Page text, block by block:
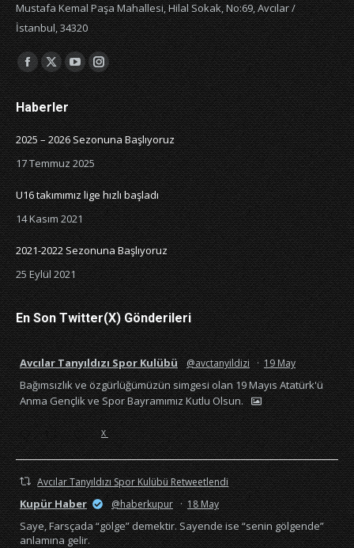
Mustafa Kemal Paşa Mahallesi, Hilal Sokak, No:69, Avcılar /
İstanbul, 34320
Bizi şurada bulabilirsiniz:
Facebook
page
opens
in
new
window
X
page
opens
in
new
window
YouTube
page
opens
in
new
window
Instagram
page
opens
in
new
window
Haberler
2025 – 2026 Sezonuna Başlıyoruz
17 Temmuz 2025
U16 takımımız lige hızlı başladı
14 Kasım 2021
2021-2022 Sezonuna Başlıyoruz
25 Eylül 2021
En Son Twitter(X) Gönderileri
Avcılar Tanyıldızı Spor Kulübü @avctanyildizi · 19 May
Bağımsızlık ve özgürlüğümüzün simgesi olan 19 Mayıs Atatürk'ü
Anma Gençlik ve Spor Bayramımız Kutlu Olsun.
X
Avcılar Tanyıldızı Spor Kulübü Retweetlendi
Kupür Haber @haberkupur · 18 May
Saye, Farsçada “gölge” demektir. Sayende ise “senin gölgende”
anlamına gelir.